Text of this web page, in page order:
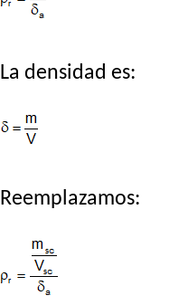
La densidad es:
Reemplazamos: